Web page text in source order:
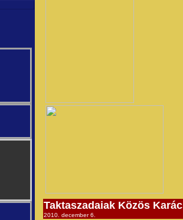
Taktaszadaiak Közös
2010. december 6.